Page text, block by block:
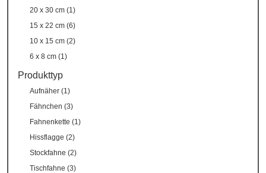
20 x 30 cm (1)
15 x 22 cm (6)
10 x 15 cm (2)
6 x 8 cm (1)
Produkttyp
Aufnäher (1)
Fähnchen (3)
Fahnenkette (1)
Hissflagge (2)
Stockfahne (2)
Tischfahne (3)